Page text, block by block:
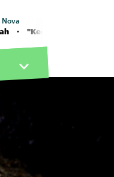
Cool" von aleksiah